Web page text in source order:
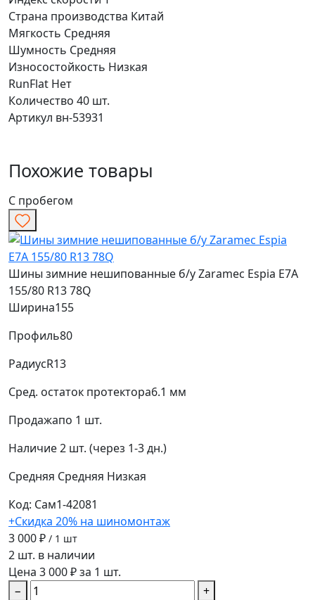
Страна производства Китай
Мягкость Средняя
Шумность Средняя
Износостойкость Низкая
RunFlat Нет
Количество 40 шт.
Артикул вн-53931
Похожие товары
С пробегом
Шины зимние нешипованные б/у Zaramec Espia E7A
155/80 R13 78Q
Ширина155
Профиль80
РадиусR13
Сред. остаток протектора6.1 мм
Продажапо 1 шт.
Наличие2 шт. (через 1-3 дн.)
Средняя Средняя Низкая
Код: Сам1-42081
+Скидка 20% на шиномонтаж
3 000 ₽ / 1 шт
2 шт. в наличии
Цена 3 000 ₽ за 1 шт.
−
+